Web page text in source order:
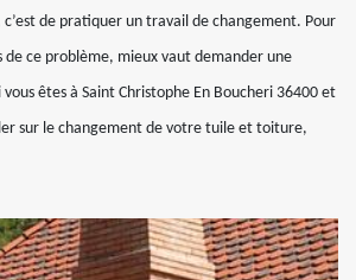
de pratiquer un travail de changement. Pour
de ce problème, mieux vaut demander une
êtes à Saint Christophe En Boucheri 36400 et
sur le changement de votre tuile et toiture,